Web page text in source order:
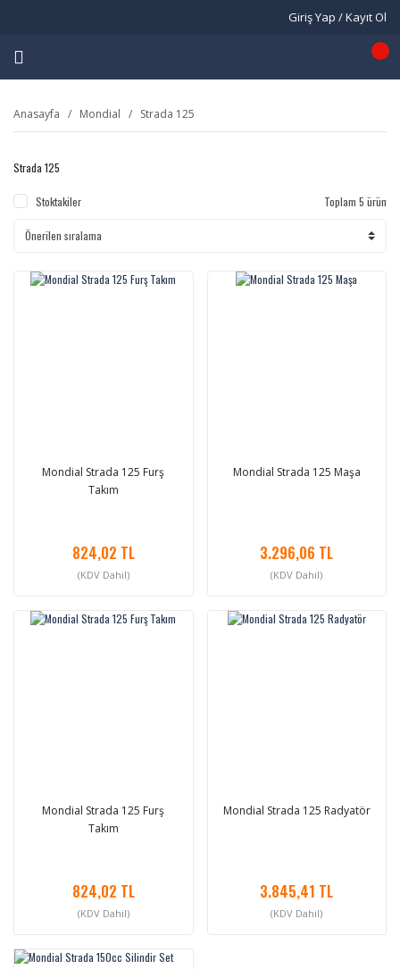
Giriş Yap / Kayıt Ol
Anasayfa Mondial Strada 125
Strada 125
Stoktakiler Toplam 5 ürün
Mondial Strada 125 Furş
Takım
824,02 TL
(KDV Dahil)
Mondial Strada 125 Maşa
3.296,06 TL
(KDV Dahil)
Mondial Strada 125 Furş
Takım
824,02 TL
(KDV Dahil)
Mondial Strada 125 Radyatör
3.845,41 TL
(KDV Dahil)